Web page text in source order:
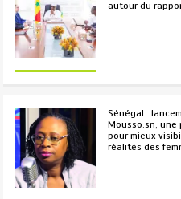
autour du
Sénégal :
Mousso.sn, une
pour mieux
réalités des